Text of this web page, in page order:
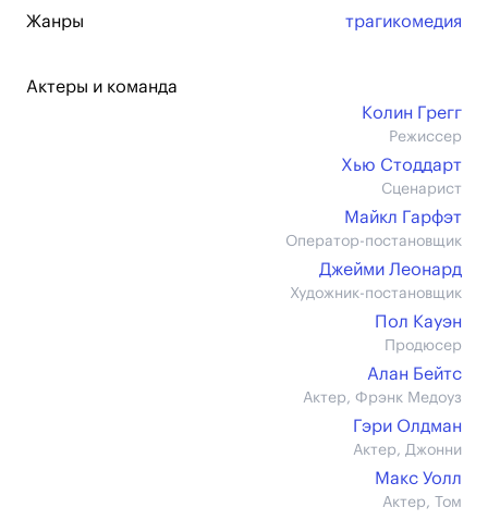
Жанры трагикомедия
Актеры и команда
Колин Грегг
Режиссер
Хью Стоддарт
Сценарист
Майкл Гарфэт
Оператор-постановщик
Джейми Леонард
Художник-постановщик
Пол Кауэн
Продюсер
Алан Бейтс
Актер, Фрэнк Медоуз
Гэри Олдман
Актер, Джонни
Макс Уолл
Актер, Том